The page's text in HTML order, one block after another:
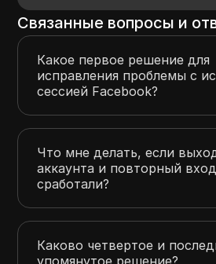
Связанные вопросы и
Какое первое решение для
исправления проблемы с
сессией Facebook?
Что мне делать, если
аккаунта и повторный
сработали?
Каково четвертое и
упомянутое решение?